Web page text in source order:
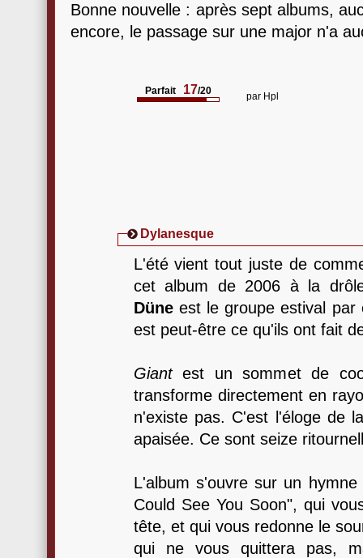
Bonne nouvelle : après sept albums,
encore, le passage sur une major n'a
Parfait 17/20 par Hpl
Dylanesque
L'été vient tout juste de
cet album de 2006 à la
Düneest le groupe estival par
est peut-être ce qu'ils ont fait
Giantest un sommet de
transforme directement en
n'existe pas. C'est l'éloge de
apaisée. Ce sont seize
L'album s'ouvre sur un
Could See You Soon", qui
tête, et qui vous redonne le
qui ne vous quittera pas,